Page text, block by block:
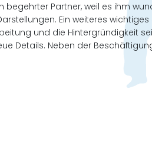
Partner, weil es ihm
Ein weiteres
und die Hintergründigkeit
Details. Neben der